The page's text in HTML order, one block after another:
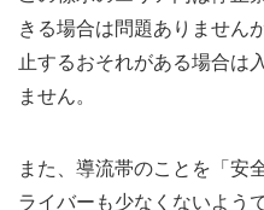
きる場合は問題ありません
止するおそれがある場合は
ません。
また、導流帯のことを「安
ライバーも少なくないようで